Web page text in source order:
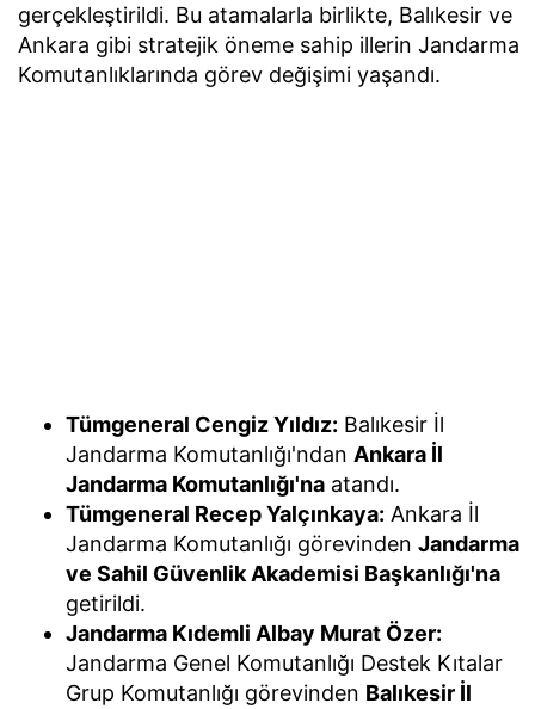
gerçekleştirildi. Bu atamalarla birlikte, Balıkesir ve
Ankara gibi stratejik öneme sahip illerin Jandarma
Komutanlıklarında görev değişimi yaşandı.
Tümgeneral Cengiz Yıldız: Balıkesir İl
Jandarma Komutanlığı'ndan Ankara İl
Jandarma Komutanlığı'na atandı.
Tümgeneral Recep Yalçınkaya: Ankara İl
Jandarma Komutanlığı görevinden Jandarma
ve Sahil Güvenlik Akademisi Başkanlığı'na
getirildi.
Jandarma Kıdemli Albay Murat Özer:
Jandarma Genel Komutanlığı Destek Kıtalar
Grup Komutanlığı görevinden Balıkesir İl